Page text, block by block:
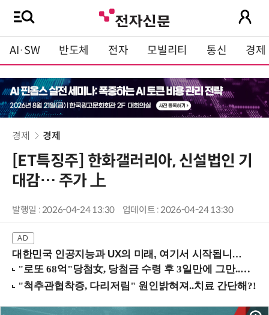
AI·SW 반도체 전자 모빌리티 통신 경제
경제 경제
[ET특징주] 한화갤러리아, 신설법인 기
대감… 주가 上
발행일 : 2026-04-24 13:30 업데이트 : 2026-04-24 13:30
대한민국 인공지능과 UX의 미래, 여기서 시작됩니다! (9/2 강남역)